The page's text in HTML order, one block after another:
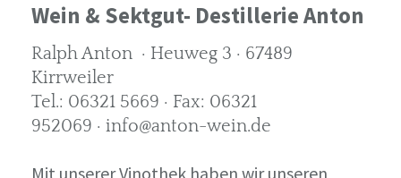
Wein & Sektgut- Destillerie Anton
Ralph Anton · Heuweg 3 · 67489
Kirrweiler
Tel.: 06321 5669 · Fax: 06321
952069 · info@anton-wein.de
Mit unserer Vinothek haben wir unseren